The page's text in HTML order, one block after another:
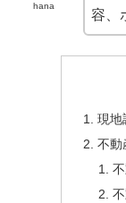
hana
容、
現地
不動